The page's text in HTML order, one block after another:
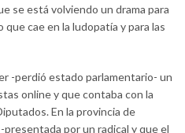
se está volviendo un drama para
cae en la ludopatía y para las
-perdió estado parlamentario- un
online y que contaba con la
En la provincia de
presentada por un radical y que el